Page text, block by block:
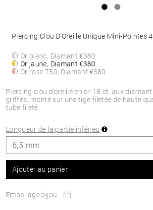
Piercing clou d’oreille en or 18 ct, aux
griffes, monté sur une tige filetée de haute
tube fileté.
Piercing Clou D’Oreille Unique Mini-Pointes
Or blanc, Diamant€380
Or jaune, Diamant€380
Or rose 750, Diamant€380
Longueur de la partie inférieu
Ajouter au panier
Emballage bijou